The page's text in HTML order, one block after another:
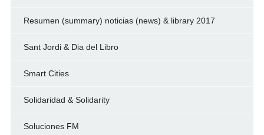
Resumen (summary) noticias (news) & library 2017
Sant Jordi & Dia del Libro
Smart Cities
Solidaridad & Solidarity
Soluciones FM